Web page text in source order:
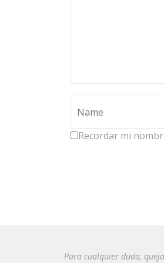
Recordar mi
Para cualquier duda,